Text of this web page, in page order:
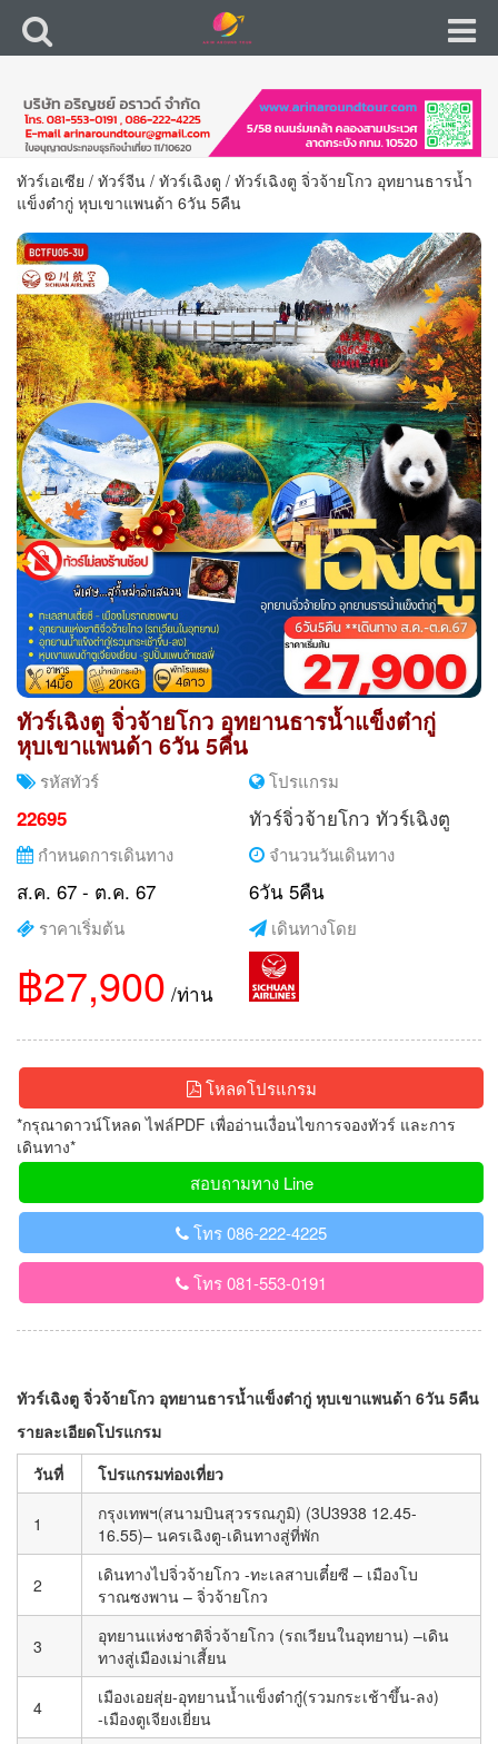
ทัวร์เอเซีย / ทัวร์จีน / ทัวร์เฉิงตู / ทัวร์เฉิงตู จิ่วจ้ายโกว อุทยานธารน้ำ
แข็งต๋ากู่ หุบเขาแพนด้า 6วัน 5คืน
ทัวร์เฉิงตู จิ่วจ้ายโกว อุทยานธารน้ำแข็งต๋ากู่
หุบเขาแพนด้า 6วัน 5คืน
รหัสทัวร์
22695
โปรแกรม
ทัวร์จิ่วจ้ายโกว ทัวร์เฉิงตู
กำหนดการเดินทาง
ส.ค. 67 - ต.ค. 67
จำนวนวันเดินทาง
6วัน 5คืน
ราคาเริ่มต้น
฿27,900 /ท่าน
เดินทางโดย
โหลดโปรแกรม
*กรุณาดาวน์โหลด ไฟล์PDF เพื่ออ่านเงื่อนไขการจองทัวร์ และการ
เดินทาง*
สอบถามทาง Line
โทร 086-222-4225
โทร 081-553-0191
ทัวร์เฉิงตู จิ่วจ้ายโกว อุทยานธารน้ำแข็งต๋ากู่ หุบเขาแพนด้า 6วัน 5คืน
รายละเอียดโปรแกรม
วันที่
โปรแกรมท่องเที่ยว
1
กรุงเทพฯ(สนามบินสุวรรณภูมิ) (3U3938 12.45-
16.55)– นครเฉิงตู-เดินทางสู่ที่พัก
2
เดินทางไปจิ่วจ้ายโกว -ทะเลสาบเตี๋ยซี – เมืองโบ
ราณซงพาน – จิ่วจ้ายโกว
3
อุทยานแห่งชาติจิ่วจ้ายโกว (รถเวียนในอุทยาน) –เดิน
ทางสู่เมืองเม่าเสี้ยน
4
เมืองเอยสุ่ย-อุทยานน้ำแข็งต๋ากู๋(รวมกระเช้าขึ้น-ลง)
-เมืองตูเจียงเยี่ยน